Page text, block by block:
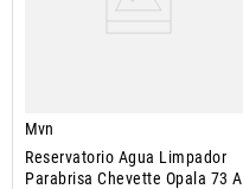
Mvn
Reservatorio Agua Limpador
Parabrisa Chevette Opala 73 A